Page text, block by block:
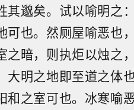
邈矣。试以喻明之
也。然厕屋喻恶也
暗，则执炬以烛之
大明之地即至道之体
和之室可也。冰寒喻